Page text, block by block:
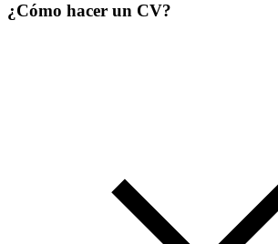
¿Cómo hacer un CV?